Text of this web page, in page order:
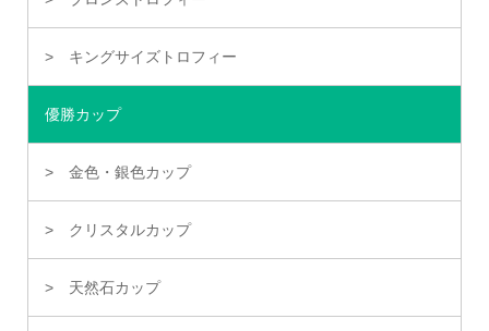
キングサイズトロフィー
優勝カップ
金色・銀色カップ
クリスタルカップ
天然石カップ